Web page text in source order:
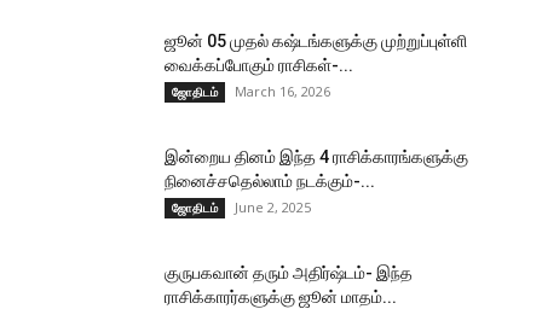
ஜூன் 05 முதல் கஷ்டங்களுக்கு முற்றுப்புள்ளி
வைக்கப்போகும் ராசிகள்-...
ஜோதிடம் March 16, 2026
இன்றைய தினம் இந்த 4 ராசிக்காரங்களுக்கு
நினைச்சதெல்லாம் நடக்கும்-...
ஜோதிடம் June 2, 2025
குருபகவான் தரும் அதிர்ஷ்டம்- இந்த
ராசிக்காரர்களுக்கு ஜூன் மாதம்...